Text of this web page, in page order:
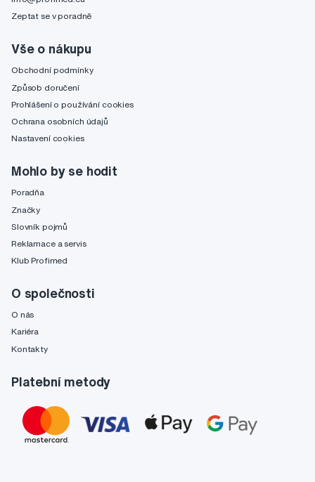
Zeptat se v poradně
Vše o nákupu
Obchodní podmínky
Způsob doručení
Prohlášení o používání cookies
Ochrana osobních údajů
Nastavení cookies
Mohlo by se hodit
Poradňa
Značky
Slovník pojmů
Reklamace a servis
Klub Profimed
O společnosti
O nás
Kariéra
Kontakty
Platební metody